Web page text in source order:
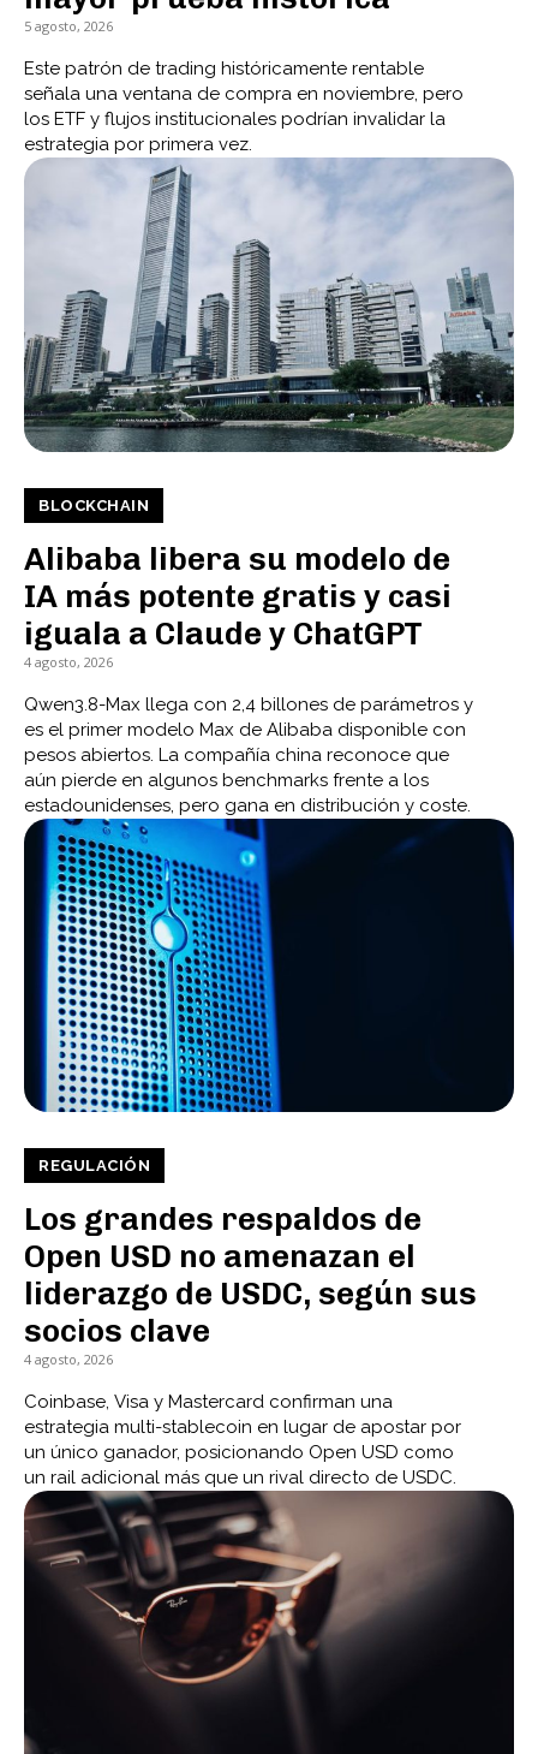
5 agosto, 2026
Este patrón de trading históricamente rentable
señala una ventana de compra en noviembre, pero
los ETF y flujos institucionales podrían invalidar la
estrategia por primera vez.
BLOCKCHAIN
Alibaba libera su modelo de
IA más potente gratis y casi
iguala a Claude y ChatGPT
4 agosto, 2026
Qwen3.8-Max llega con 2,4 billones de parámetros y
es el primer modelo Max de Alibaba disponible con
pesos abiertos. La compañía china reconoce que
aún pierde en algunos benchmarks frente a los
estadounidenses, pero gana en distribución y coste.
REGULACIÓN
Los grandes respaldos de
Open USD no amenazan el
liderazgo de USDC, según sus
socios clave
4 agosto, 2026
Coinbase, Visa y Mastercard confirman una
estrategia multi-stablecoin en lugar de apostar por
un único ganador, posicionando Open USD como
un rail adicional más que un rival directo de USDC.